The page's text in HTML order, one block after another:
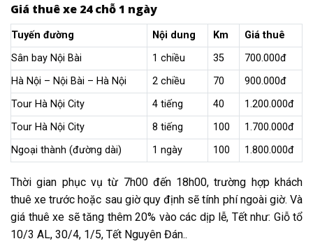
Giá thuê xe 24 chỗ 1 ngày
Tuyến đường Nội dung Km
Giá thuê
Sân bay Nội Bài
1 chiều 35
700.000đ
Hà Nội – Nội Bài – Hà Nội
2 chiều 70
900.000đ
Tour Hà Nội City
4 tiếng 40
1.200.000đ
Tour Hà Nội City
8 tiếng 100
1.700.000đ
Ngoại thành (đường dài)
1 ngày 100 1.800.000đ
Thời gian phục vụ từ 7h00 đến 18h00, trường hợp khách
thuê xe trước hoặc sau giờ quy định sẽ tính phí ngoài giờ. Và
giá thuê xe sẽ tăng thêm 20% vào các dịp lễ, Tết như: Giỗ tổ
10/3 AL, 30/4, 1/5, Tết Nguyên Đán..